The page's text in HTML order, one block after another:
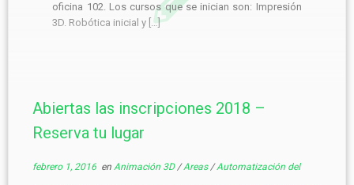
oficina 102. Los cursos que se inician son: Impresión
3D. Robótica inicial y […]
Abiertas las inscripciones 2018 –
Reserva tu lugar
febrero 1, 2016en Animación 3D /Areas /Automatización del